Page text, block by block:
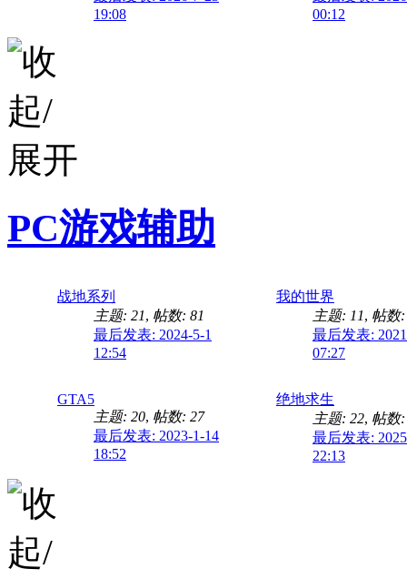
19:08
00:12
PC游戏辅助
战地系列
主题: 21, 帖数: 81
最后发表: 2024-5-1
12:54
我的世界
主题: 11, 帖数:
最后发表:
07:27
GTA5
主题: 20, 帖数: 27
最后发表: 2023-1-14
18:52
绝地求生
主题: 22, 帖数:
最后发表:
22:13